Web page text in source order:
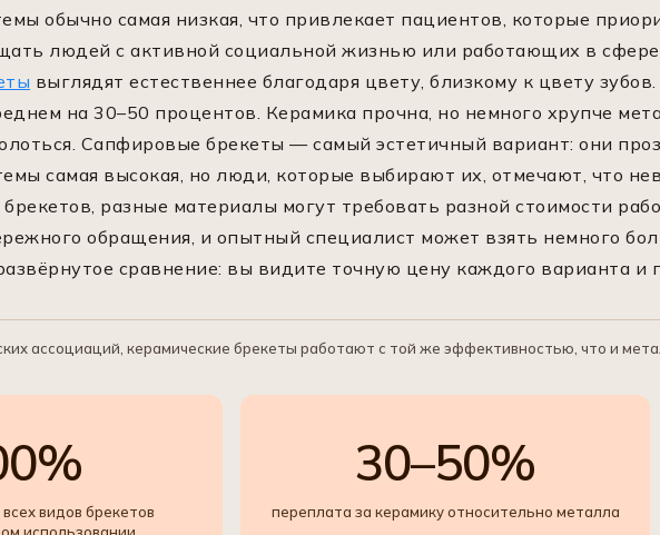
обычно самая низкая, что привлекает пациентов, которые
людей с активной социальной жизнью или работающих в
выглядят естественнее благодаря цвету, близкому к цвету
на 30–50 процентов. Керамика прочна, но немного хрупче
Сапфировые брекеты — самый эстетичный вариант: они
самая высокая, но люди, которые выбирают их, отмечают, что
разные материалы могут требовать разной стоимости
обращения, и опытный специалист может взять немного
сравнение: вы видите точную цену каждого варианта и
ассоциаций, керамические брекеты работают с той же эффективностью, что и
видов брекетов
30–50%
переплата за керамику относительно металла